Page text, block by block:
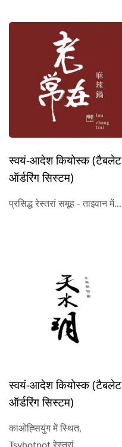
स्वयं-आदेश कियोस्क (टैबलेट
ऑर्डरिंग सिस्टम)
प्रसिद्ध रेस्तरां समूह - ताइवान में...
स्वयं-आदेश कियोस्क (टैबलेट
ऑर्डरिंग सिस्टम)
काओह्सियुंग में स्थित,